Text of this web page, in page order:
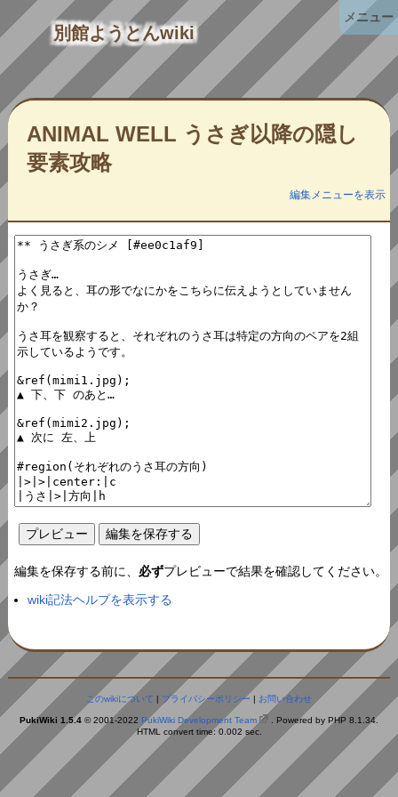
別館ようとんwiki
ANIMAL WELL うさぎ以降の隠し
要素攻略
編集メニューを表示
編集を保存する前に、 必ずプレビューで結果を確認してください。
wiki記法ヘルプを表示する
このwikiについて | プライバシーポリシー | お問い合わせ
PukiWiki 1.5.4 © 2001-2022 PukiWiki Development Team
. Powered by PHP 8.1.34.
HTML convert time: 0.002 sec.
メニュー